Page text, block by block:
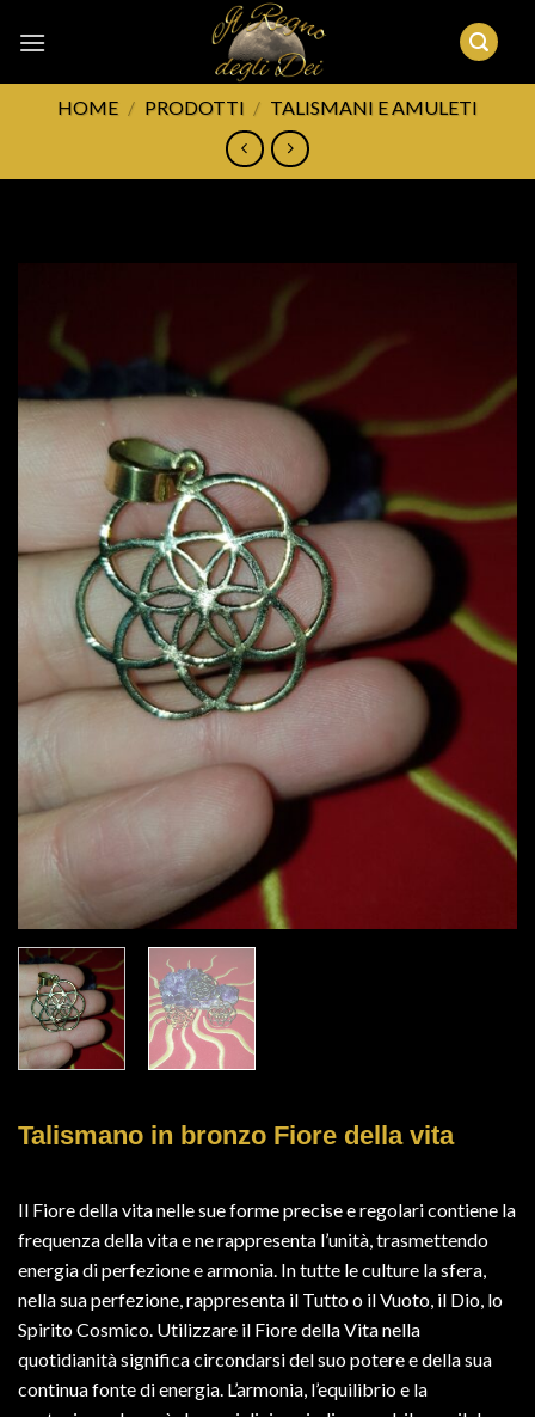
HOME / PRODOTTI / TALISMANI E AMULETI
Talismano in bronzo Fiore della vita
Il Fiore della vita nelle sue forme precise e regolari contiene la
frequenza della vita e ne rappresenta l’unità, trasmettendo
energia di perfezione e armonia. In tutte le culture la sfera,
nella sua perfezione, rappresenta il Tutto o il Vuoto, il Dio, lo
Spirito Cosmico. Utilizzare il Fiore della Vita nella
quotidianità significa circondarsi del suo potere e della sua
continua fonte di energia. L’armonia, l’equilibrio e la